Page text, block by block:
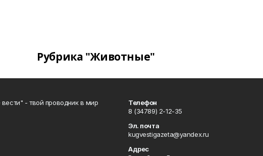
Рубрика "Животные"
вести" - твой проводник в мир
Телефон
8 (34789) 2-12-35
Эл. почта
kugvestigazeta@yandex.ru
Адрес